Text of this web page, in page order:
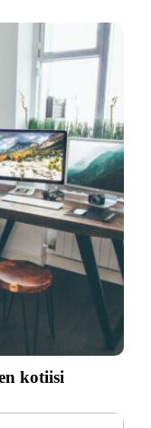
kotiisi